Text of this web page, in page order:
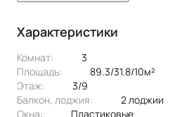
Характеристики
Комнат:
3
Площадь:
89.3/31.8/10м²
Этаж:
3/9
Балкон, лоджия:
2 лоджии
Окна:
пластиковые